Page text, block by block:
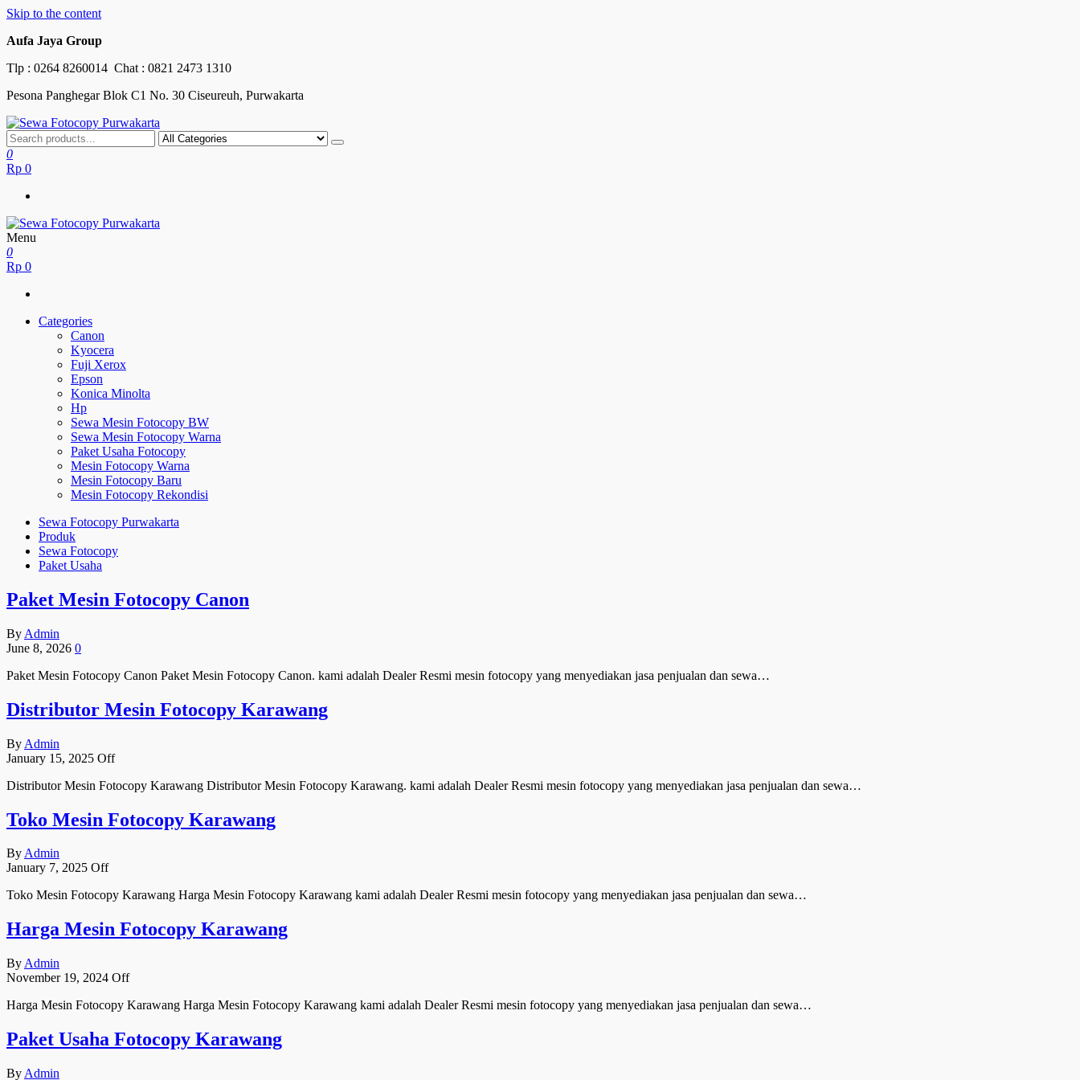
Skip to the content
Aufa Jaya Group
Tlp : 0264 8260014 Chat : 0821 2473 1310
Pesona Panghegar Blok C1 No. 30 Ciseureuh, Purwakarta
Sewa Fotocopy Purwakarta
Free Maintenance
0
Rp 0
Sewa Fotocopy Purwakarta
Free Maintenance
Menu
0
Rp 0
Categories
Canon
Kyocera
Fuji Xerox
Epson
Konica Minolta
Hp
Sewa Mesin Fotocopy BW
Sewa Mesin Fotocopy Warna
Paket Usaha Fotocopy
Mesin Fotocopy Warna
Mesin Fotocopy Baru
Mesin Fotocopy Rekondisi
Sewa Fotocopy Purwakarta
Produk
Sewa Fotocopy
Paket Usaha
Paket Mesin Fotocopy Canon
By Admin
June 8, 2026 0
Paket Mesin Fotocopy Canon Paket Mesin Fotocopy Canon. kami adalah Dealer Resmi mesin fotocopy yang menyediakan jasa penjualan dan sewa…
Distributor Mesin Fotocopy Karawang
By Admin
January 15, 2025 Off
Distributor Mesin Fotocopy Karawang Distributor Mesin Fotocopy Karawang. kami adalah Dealer Resmi mesin fotocopy yang menyediakan jasa penjualan dan sewa…
Toko Mesin Fotocopy Karawang
ByAdmin
January 7, 2025 Off
Toko Mesin Fotocopy Karawang Harga Mesin Fotocopy Karawang kami adalah Dealer Resmi mesin fotocopy yang menyediakan jasa penjualan dan sewa…
Harga Mesin Fotocopy Karawang
By Admin
November 19, 2024 Off
Harga Mesin Fotocopy Karawang Harga Mesin Fotocopy Karawang kami adalah Dealer Resmi mesin fotocopy yang menyediakan jasa penjualan dan sewa…
Paket Usaha Fotocopy Karawang
By Admin